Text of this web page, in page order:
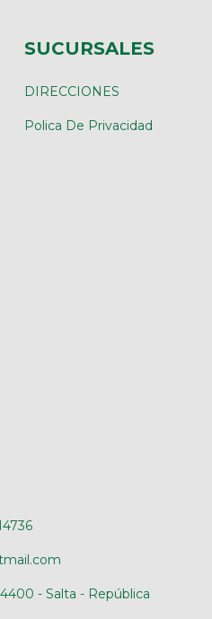
SUCURSALES
DIRECCIONES
Polica De Privacidad
- Salta - República